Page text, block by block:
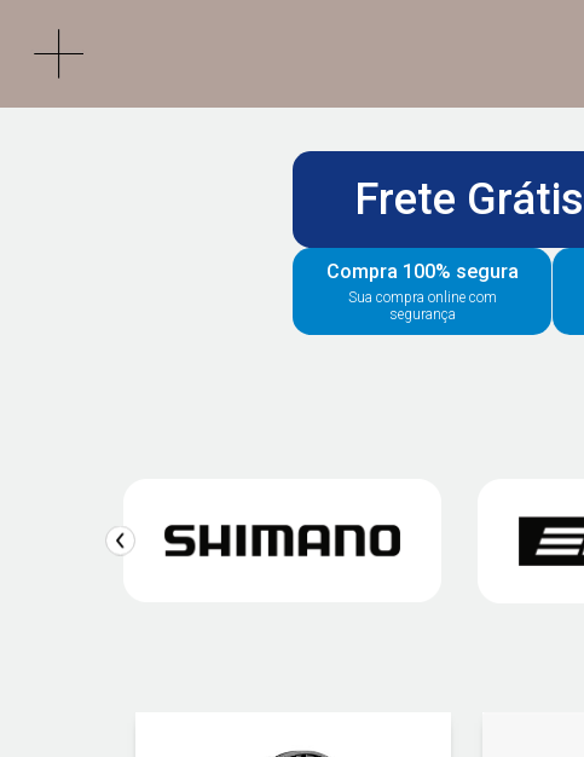
Frete Grátis
Compra 100% segura
Sua compra online com
segurança